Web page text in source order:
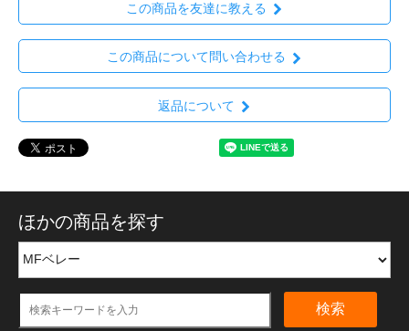
この商品を友達に教える
この商品について問い合わせる
返品について
ほかの商品を探す
検索